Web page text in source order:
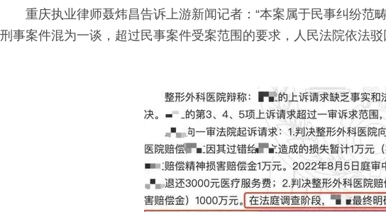
重庆执业律师聂炜昌告诉上游新闻记者：“本案属于民事纠纷
刑事案件混为一谈，超过民事案件受案范围的要求，人民法院依法驳